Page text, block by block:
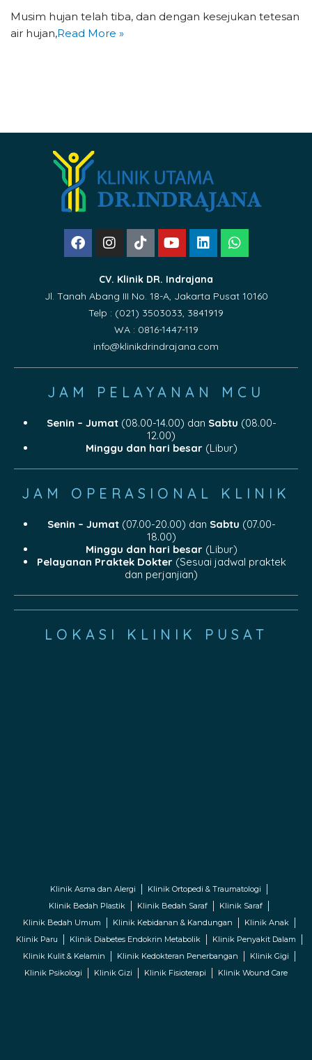
Musim hujan telah tiba, dan dengan kesejukan tetesan
air hujan,Read More »
CV. Klinik DR. Indrajana
Jl. Tanah Abang III No. 18-A, Jakarta Pusat 10160
Telp : (021) 3503033, 3841919
WA : 0816-1447-119
info@klinikdrindrajana.com
JAM PELAYANAN MCU
Senin – Jumat(08.00-14.00) dan Sabtu (08.00-
12.00)
Minggu dan hari besar(Libur)
JAM OPERASIONAL KLINIK
Senin – Jumat(07.00-20.00) dan Sabtu (07.00-
18.00)
Minggu dan hari besar(Libur)
Pelayanan Praktek Dokter(Sesuai jadwal praktek
dan perjanjian)
LOKASI KLINIK PUSAT
Klinik Asma dan Alergi
Klinik Ortopedi & Traumatologi
Klinik Bedah Plastik
Klinik Bedah Saraf
Klinik Saraf
Klinik Bedah Umum
Klinik Kebidanan & Kandungan
Klinik Anak
Klinik Paru
Klinik Diabetes Endokrin Metabolik
Klinik Penyakit Dalam
Klinik Kulit & Kelamin
Klinik Kedokteran Penerbangan
Klinik Gigi
Klinik Psikologi
Klinik Gizi Klinik Fisioterapi Klinik Wound Care